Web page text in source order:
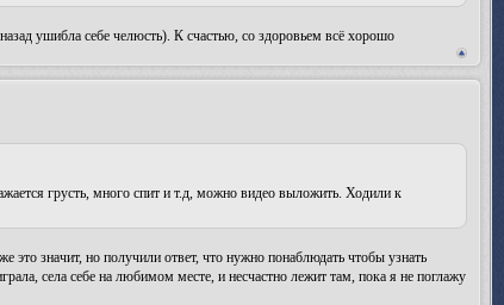
ушибла себе челюсть). К счастью, со здоровьем всё хорошо
грусть, много спит и т.д, можно видео выложить. Ходили к
значит, но получили ответ, что нужно понаблюдать чтобы узнать
села себе на любимом месте, и несчастно лежит там, пока я не поглажу